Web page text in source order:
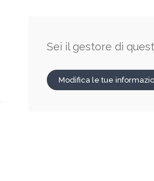
Sei il gestore di
Modifica le tue